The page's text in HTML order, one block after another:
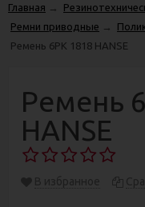
Главная
Ремни приводные
Ремень 6РК 1818 HANSE
Ремень
HANSE